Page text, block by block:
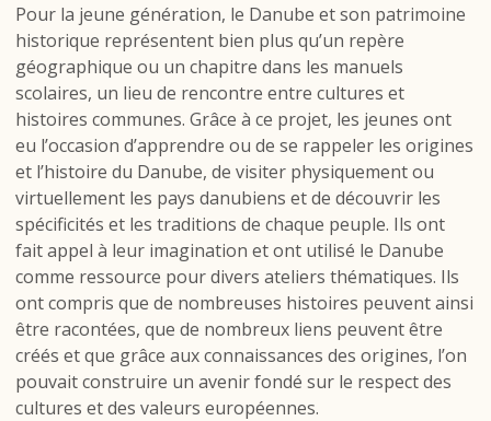
Pour la jeune génération, le Danube et son patrimoine
historique représentent bien plus qu’un repère
géographique ou un chapitre dans les manuels
scolaires, un lieu de rencontre entre cultures et
histoires communes. Grâce à ce projet, les jeunes ont
eu l’occasion d’apprendre ou de se rappeler les origines
et l’histoire du Danube, de visiter physiquement ou
virtuellement les pays danubiens et de découvrir les
spécificités et les traditions de chaque peuple. Ils ont
fait appel à leur imagination et ont utilisé le Danube
comme ressource pour divers ateliers thématiques. Ils
ont compris que de nombreuses histoires peuvent ainsi
être racontées, que de nombreux liens peuvent être
créés et que grâce aux connaissances des origines, l’on
pouvait construire un avenir fondé sur le respect des
cultures et des valeurs européennes.